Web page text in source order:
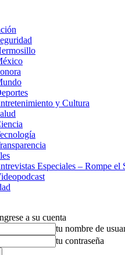
y Cultura
Especiales – Rompe el
a su cuenta
tu nombre de
tu contraseña